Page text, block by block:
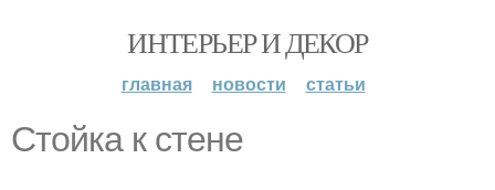
ИНТЕРЬЕР И ДЕКОР
главная новости статьи
Стойка к стене